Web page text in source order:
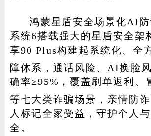
鸿蒙星盾安全场景化AI防
系统6搭载强大的星盾安全架
享90 Plus构建起系统化、全
障体系，通话风险、AI换脸
确率≥95%，覆盖刷单返利、
等七大类诈骗场景，亲情防诈
人标记全家受益，守护个人
全。